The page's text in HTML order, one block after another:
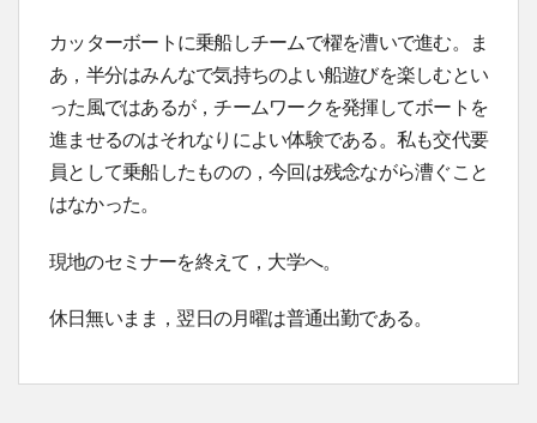
カッターボートに乗船しチームで櫂を漕いで進む。ま
あ，半分はみんなで気持ちのよい船遊びを楽しむとい
った風ではあるが，チームワークを発揮してボートを
進ませるのはそれなりによい体験である。私も交代要
員として乗船したものの，今回は残念ながら漕ぐこと
はなかった。
現地のセミナーを終えて，大学へ。
休日無いまま，翌日の月曜は普通出勤である。